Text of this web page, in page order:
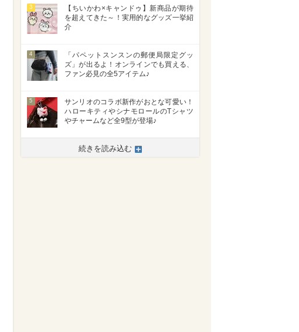
3
【ちいかわ×キャンドゥ】新商品が期待
を超えてきた～！実用的なグッズ一挙紹
介
4
「パペットスンスンの郵便局限定グッ
ズ」が出るよ！オンラインでも買える、
ファン必見の全5アイテム♪
5
サンリオのコラボ新作がおとな可愛い！
ハローキティやシナモロールのTシャツ
やチャームなど全9型が登場♪
続きを読み込む